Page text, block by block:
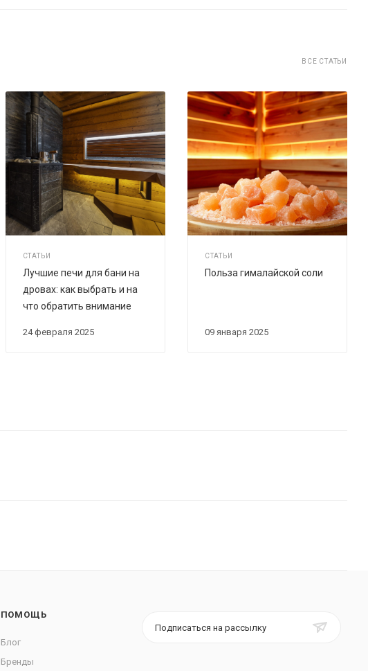
ВСЕ СТАТЬИ
СТАТЬИ
24 февраля 2025
Лучшие печи для бани на
дровах: как выбрать и на
что обратить внимание
СТАТЬИ
09 января 2025
Польза гималайской соли
ПОМОЩЬ
Блог
Бренды
Подписаться на рассылку